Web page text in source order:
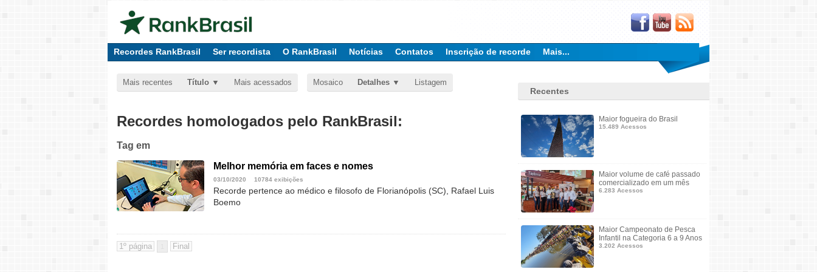
Recordes RankBrasil Ser recordista O RankBrasil Notícias Contatos Inscrição de recorde Mais...
Mais recentes Título Mais acessados Mosaico Detalhes Listagem
Recordes homologados pelo RankBrasil:
Tag em
Melhor memória em faces e nomes
03/10/2020 10784 exibições
Recorde pertence ao médico e filosofo de Florianópolis (SC), Rafael Luis
Boemo
Recentes
Maior fogueira do Brasil
15.489 Acessos
Maior volume de café passado
comercializado em um mês
6.283 Acessos
Maior Campeonato de Pesca
Infantil na Categoria 6 a 9 Anos
3.202 Acessos